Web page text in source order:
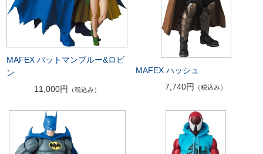
MAFEX バットマンブルー&ロビ
ン
11,000円
（税込み）
MAFEX ハッシュ
7,740円
（税込み）